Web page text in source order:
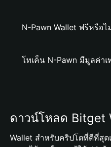
N-Pawn Wallet ฟรีหรือไ
โทเค็น N-Pawn มีมูลค่าเ
ดาวน์โหลด Bitget
Wallet สำหรับคริปโตที่ดีที่สุ